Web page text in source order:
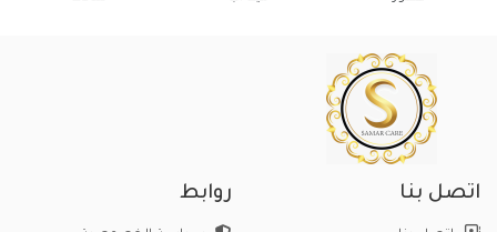
اتصل بنا روابط